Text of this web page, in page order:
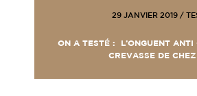
29 JANVIER 2019 /
ON A TESTÉ : L’ONGUENT ANTI
CREVASSE DE